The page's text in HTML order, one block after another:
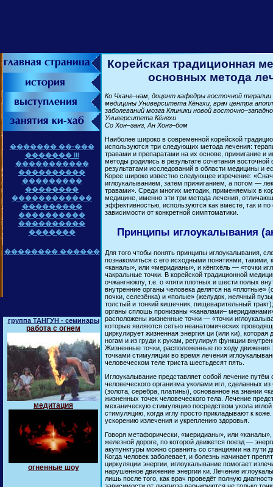
������� ��-���
������� III
�����������
����������
���������
��������
������������
���������
����������
����������
�������
�������� ������
группа ТАНГУН - семинары
работа с огнем
медитация
огненные шоу
Корейская традиционная
основных метода
Ко Чханг–нам, доцент кафедры восточной
медицины Университета Кёнгхи, врач центра
заболеваний мозга Клиники новой
Университета Кёнгхи
Со Хон–ганг, Ан Хонг–бом
Наиболее широко в современной корейской
используются три следующих метода лечения:
травами и препаратами на их основе, прижигание и
методы родились в результате сочетания
результатами исследований в области медицины и
Корее широко известно следующее изречение:
иглоукалыванием, затем прижиганием, а потом —
травами». Среди многих методик, применяемых в
медицине, именно эти три метода лечения,
эффективностью, используются как вместе, так и по
зависимости от конкретной симптоматики.
Принципы иглоукалывания
Для того чтобы понять принципы иглоукалывания,
познакомиться с его исходными понятиями, такими,
«каналы», или «меридианы», и кёнгхёль — «точки
чакральные точки. В корейской традиционной
очжангнюкпу, т.е. о «пяти плотных и шести полых
внутренние органы человека делятся на «плотные»
почки, селезёнка) и «полые» (желудок, желчный
толстый и тонкий кишечник, пищеварительный
органы сплошь пронизаны «каналами–
расположены жизненные точки — «точки
которые являются сетью неанатомических
циркулирует жизненная энергия ци (или ки), которая
ногам и из груди к рукам, регулируя функции
Жизненные точки, расположенные по ходу движения
точками стимуляции во время лечения
человеческом теле триста шестьдесят пять.
Иглоукалывание представляет собой лечение путём
человеческого организма уколами игл, сделанных
(золота, серебра, платины), основанное на знании
жизненных точек человеческого тела. Лечение
механическую стимуляцию посредством укола иглой
стимуляцию, когда иглу просто прикладывают к
ускорению излечения и укреплению здоровья.
Говоря метафорически, «меридианы», или
железной дороге, по которой движется поезд —
акупунктуры можно сравнить со станциями на пути
Когда человек заболевает, и болезнь начинает
циркуляции энергии, иглоукалывание помогает
нарушенное движение энергии ки. Лечение
лишь после того, как врач проведёт полную